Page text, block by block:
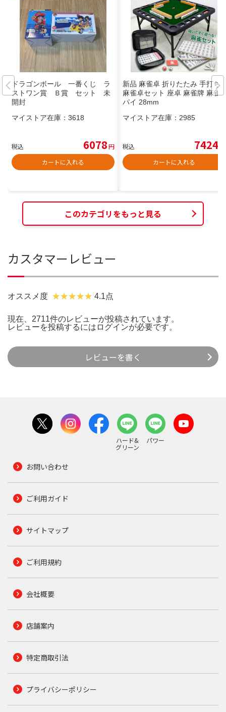
ドラゴンボール 一番くじ ラ
ストワン賞 Ｂ賞 セット 未
開封
マイストア在庫： 3618
税込 6078円
カートに入れる
新品 麻雀卓 折りたたみ 手打ち
麻雀卓セット 座卓 麻雀牌 麻雀
パイ 28mm
マイストア在庫： 2985
税込 7424
カートに入れる
このカテゴリをもっと見る
カスタマーレビュー
オススメ度 4.1点
現在、2711件のレビューが投稿されています。
レビューを投稿するには ログインが必要です。
レビューを書く
ハード&
グリーン
パワー
お問い合わせ
ご利用ガイド
サイトマップ
ご利用規約
会社概要
店舗案内
特定商取引法
プライバシーポリシー